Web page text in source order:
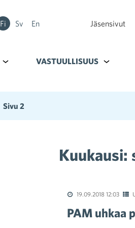
Fi Sv En Jäsensivut
Alavalikko kohteelle Tavoitteet
VASTUULLISUUS
Sivu 2
Kuukausi:
19.09.2018 12:03
PAM uhkaa